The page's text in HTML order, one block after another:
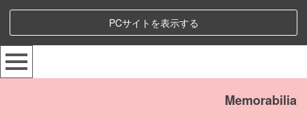
PCサイトを表示する
Memorabilia